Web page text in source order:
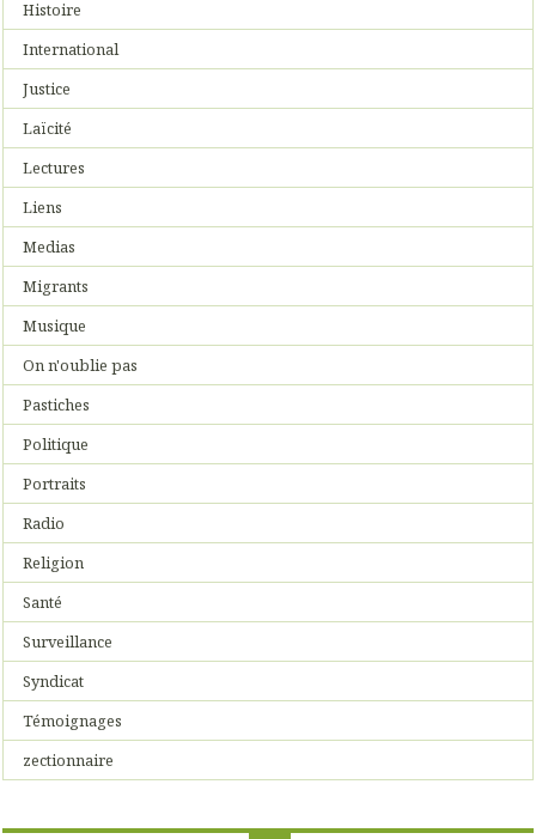
Histoire
International
Justice
Laïcité
Lectures
Liens
Medias
Migrants
Musique
On n'oublie pas
Pastiches
Politique
Portraits
Radio
Religion
Santé
Surveillance
Syndicat
Témoignages
zectionnaire